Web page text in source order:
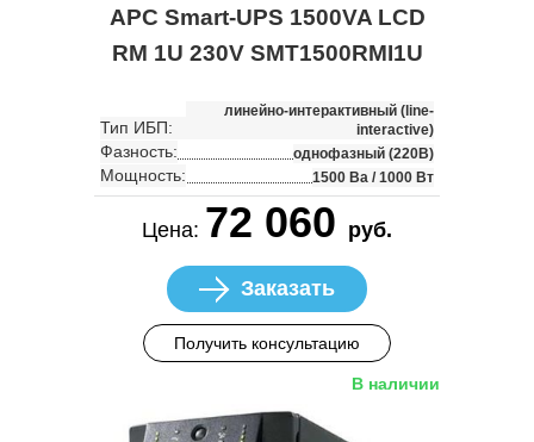
APC Smart-UPS 1500VA LCD
RM 1U 230V SMT1500RMI1U
Тип ИБП:
линейно-интерактивный (line-
interactive)
Фазность: однофазный (220В)
Мощность: 1500 Ва / 1000 Вт
Цена: 72 060 руб.
Заказать
Получить консультацию
В наличии